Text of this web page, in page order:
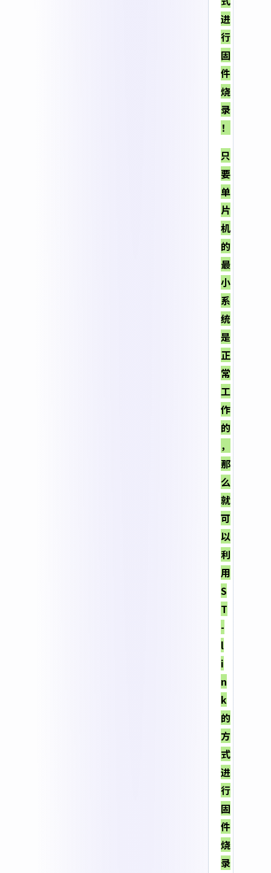
进
行
固
件
烧
录
！
只
要
单
片
机
的
最
小
系
统
是
正
常
工
作
的
，
那
么
就
可
以
利
用
S
T
-
l
i
n
k
的
方
式
进
行
固
件
烧
录